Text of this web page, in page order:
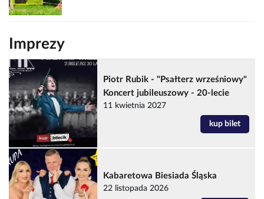
Imprezy
Piotr Rubik - "Psałterz wrześniowy"
Koncert jubileuszowy - 20-lecie
11 kwietnia 2027
kup bilet
Kabaretowa Biesiada Śląska
22 listopada 2026